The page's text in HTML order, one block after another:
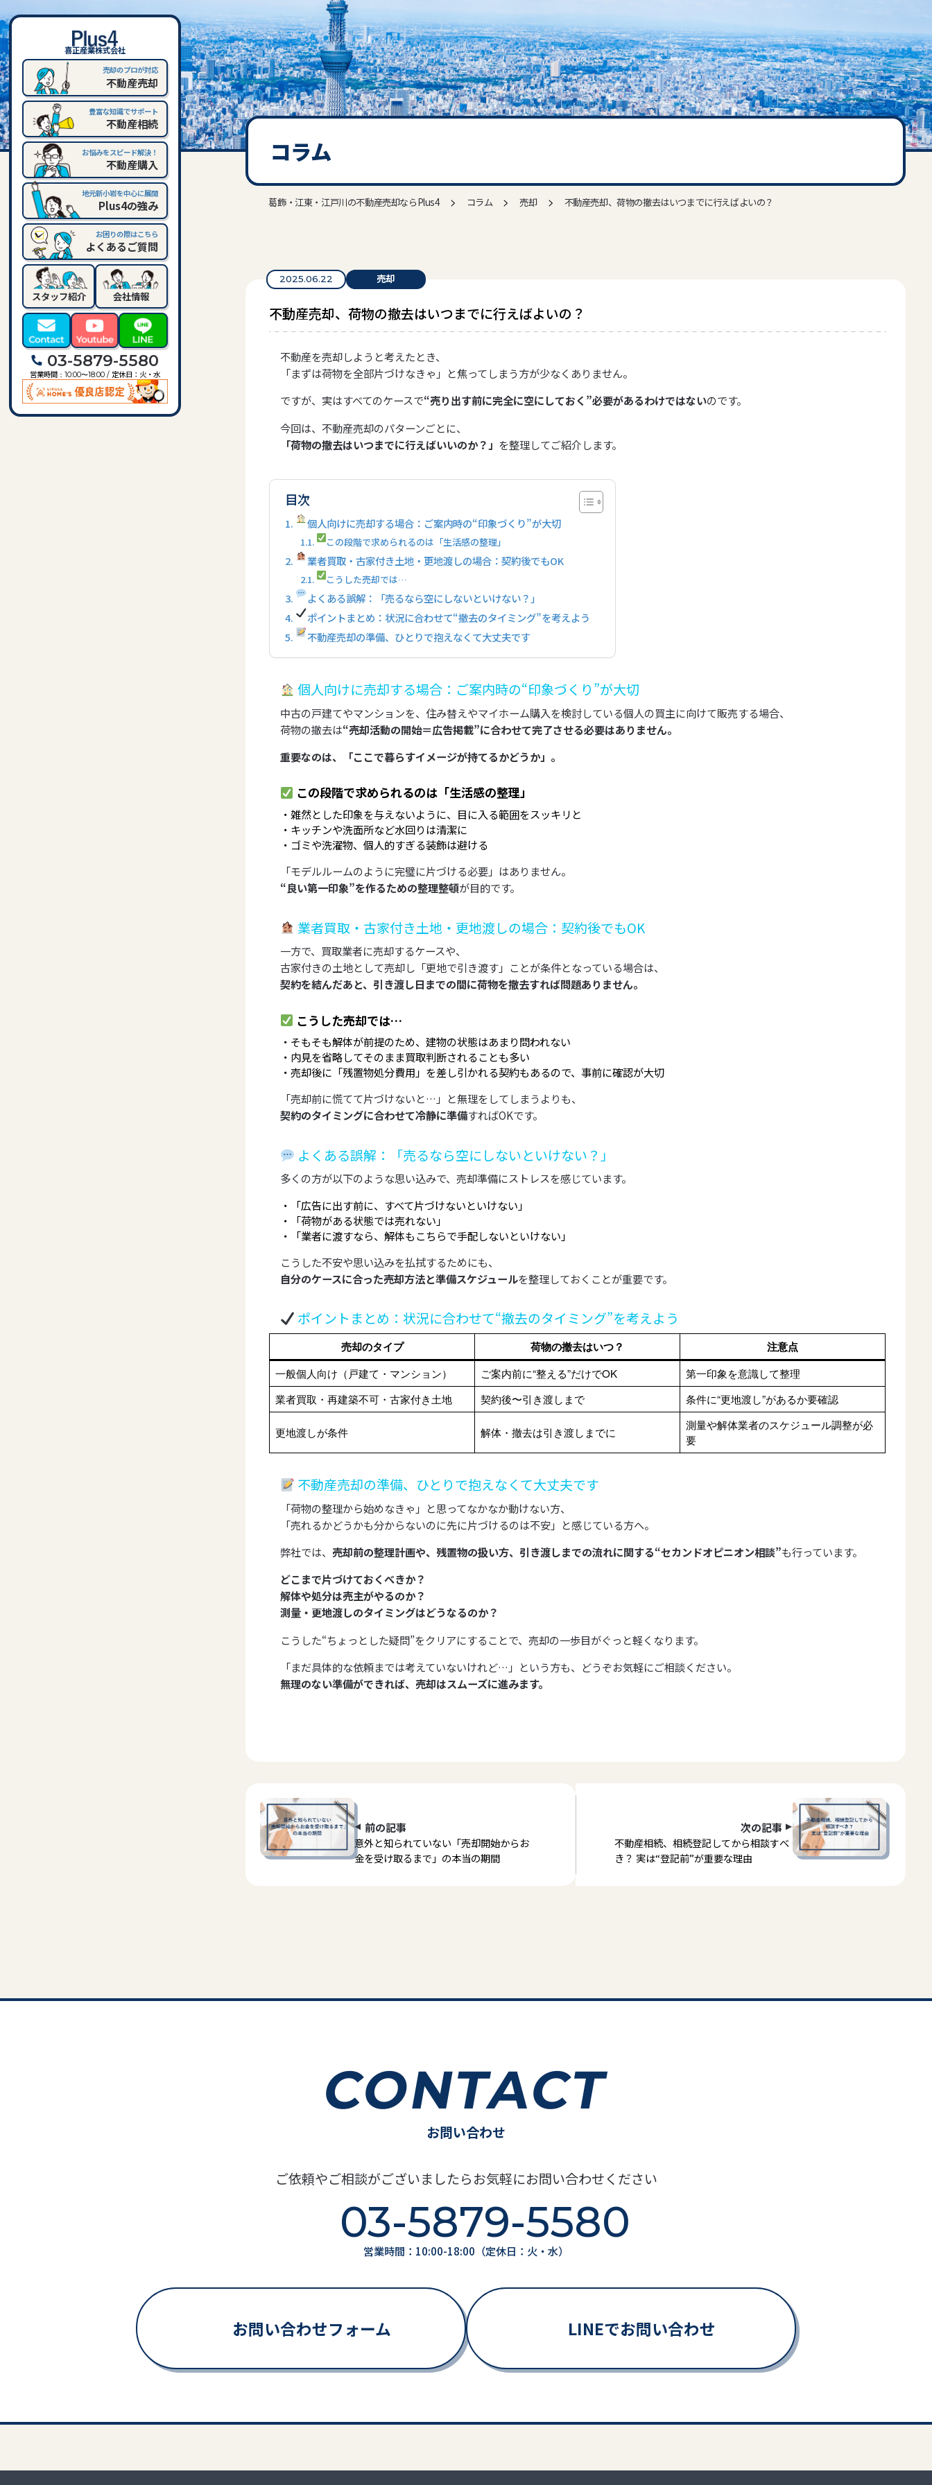
喜正産業株式会社
売却のプロが対応
不動産売却
豊富な知識でサポート
不動産相続
お悩みをスピード解決！
不動産購入
地元新小岩を中心に展開
Plus4の強み
お困りの際はこちら
よくあるご質問
スタッフ紹介 会社情報
03-5879-5580
営業時間 ：10:00〜18:00 / 定休日：火・水
コラム
葛飾・江東・江戸川の不動産売却ならPlus4> コラム >売却> 不動産売却、荷物の撤去はいつまでに行えばよいの？
2025.06.22 売却
不動産売却、荷物の撤去はいつまでに行えばよいの？
不動産を売却しようと考えたとき、
「まずは荷物を全部片づけなきゃ」と焦ってしまう方が少なくありません。
ですが、実はすべてのケースで“売り出す前に完全に空にしておく”必要があるわけではないのです。
今回は、不動産売却のパターンごとに、
「荷物の撤去はいつまでに行えばいいのか？」 を整理してご紹介します。
目次
個人向けに売却する場合：ご案内時の“印象づくり”が大切
この段階で求められるのは「生活感の整理」
業者買取・古家付き土地・更地渡しの場合：契約後でもOK
こうした売却では…
よくある誤解：「売るなら空にしないといけない？」
ポイントまとめ：状況に合わせて“撤去のタイミング”を考えよう
不動産売却の準備、ひとりで抱えなくて大丈夫です
個人向けに売却する場合：ご案内時の“印象づくり”が大切
中古の戸建てやマンションを、住み替えやマイホーム購入を検討している個人の買主に向けて販売する場合、
荷物の撤去は“売却活動の開始＝広告掲載”に合わせて完了させる必要はありません。
重要なのは、「ここで暮らすイメージが持てるかどうか」。
この段階で求められるのは「生活感の整理」
雑然とした印象を与えないように、目に入る範囲をスッキリと
キッチンや洗面所など水回りは清潔に
ゴミや洗濯物、個人的すぎる装飾は避ける
「モデルルームのように完璧に片づける必要」はありません。
“良い第一印象”を作るための整理整頓が目的です。
業者買取・古家付き土地・更地渡しの場合：契約後でもOK
一方で、買取業者に売却するケースや、
古家付きの土地として売却し「更地で引き渡す」ことが条件となっている場合は、
契約を結んだあと、引き渡し日までの間に荷物を撤去すれば問題ありません。
こうした売却では…
そもそも解体が前提のため、建物の状態はあまり問われない
内見を省略してそのまま買取判断されることも多い
売却後に「残置物処分費用」を差し引かれる契約もあるので、事前に確認が大切
「売却前に慌てて片づけないと…」と無理をしてしまうよりも、
契約のタイミングに合わせて冷静に準備すればOKです。
よくある誤解：「売るなら空にしないといけない？」
多くの方が以下のような思い込みで、売却準備にストレスを感じています。
「広告に出す前に、すべて片づけないといけない」
「荷物がある状態では売れない」
「業者に渡すなら、解体もこちらで手配しないといけない」
こうした不安や思い込みを払拭するためにも、
自分のケースに合った売却方法と準備スケジュールを整理しておくことが重要です。
ポイントまとめ：状況に合わせて“撤去のタイミング”を考えよう
売却のタイプ 荷物の撤去はいつ？ 注意点
一般個人向け（戸建て・マンション） ご案内前に“整える”だけでOK
第一印象を意識して整理
業者買取・再建築不可・古家付き土地
契約後〜引き渡しまで 条件に“更地渡し”があるか要確認
更地渡しが条件 解体・撤去は引き渡しまでに
測量や解体業者のスケジュール調整が必
要
不動産売却の準備、ひとりで抱えなくて大丈夫です
「荷物の整理から始めなきゃ」と思ってなかなか動けない方、
「売れるかどうかも分からないのに先に片づけるのは不安」と感じている方へ。
弊社では、 売却前の整理計画や、残置物の扱い方、引き渡しまでの流れに関する“セカンドオピニオン相談”も行っています。
どこまで片づけておくべきか？
解体や処分は売主がやるのか？
測量・更地渡しのタイミングはどうなるのか？
こうした“ちょっとした疑問”をクリアにすることで、売却の一歩目がぐっと軽くなります。
「まだ具体的な依頼までは考えていないけれど…」という方も、どうぞお気軽にご相談ください。
無理のない準備ができれば、売却はスムーズに進みます。
前の記事
意外と知られていない「売却開始からお
金を受け取るまで」の本当の期間
次の記事
不動産相続、相続登記してから相談すべ
き？ 実は“登記前”が重要な理由
CONTACT
お問い合わせ
ご依頼やご相談がございましたらお気軽にお問い合わせください
03-5879-5580
営業時間：10:00-18:00（定休日：火・水）
お問い合わせフォーム LINEでお問い合わせ